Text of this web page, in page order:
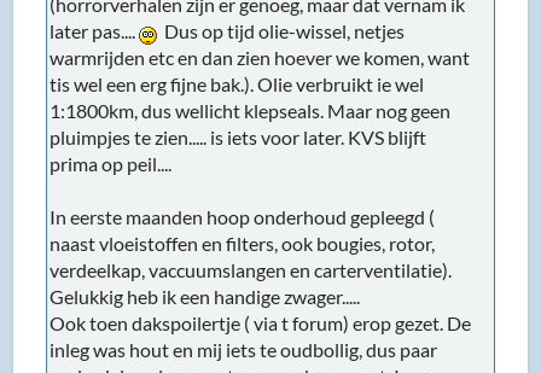
later pas....
Dus op tijd olie-wissel, netjes
warmrijden etc en dan zien hoever we komen, want
tis wel een erg fijne bak.). Olie verbruikt ie wel
1:1800km, dus wellicht klepseals. Maar nog geen
pluimpjes te zien..... is iets voor later. KVS blijft
prima op peil....
In eerste maanden hoop onderhoud gepleegd (
naast vloeistoffen en filters, ook bougies, rotor,
verdeelkap, vaccuumslangen en carterventilatie).
Gelukkig heb ik een handige zwager.....
Ook toen dakspoilertje ( via t forum) erop gezet. De
inleg was hout en mij iets te oudbollig, dus paar